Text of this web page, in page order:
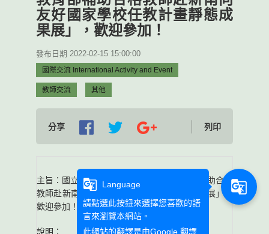
友好國家學校任教計畫靜態成
果展」，歡迎參加！
發布日期 2022-02-15 15:00:00
國際交流 International Activity and Event
教師交流 其他
分享 列印
主旨：國立屏東大學辦理「109-110
年教育部補助合格
教師赴新南向友好國家學校任教計畫靜態成果展」，
歡迎參加！
g_translate
Language
請點選此按鈕來選擇您喜歡的語
言來瀏覽本網站。
此網站的翻譯是由Google 翻譯
g_translate